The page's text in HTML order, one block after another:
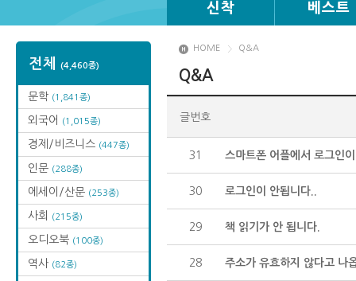
신착 베스트
전체 (4,460종)
문학 (1,841종)
외국어 (1,015종)
경제/비즈니스 (447종)
인문 (288종)
에세이/산문 (253종)
사회 (215종)
오디오북 (100종)
역사 (82종)
HOME Q&A
Q&A
글번호
31 스마트폰 어플에서 로그인
30 로그인이 안됩니다..
29 책 읽기가 안 됩니다.
28 주소가 유효하지 않다고 나